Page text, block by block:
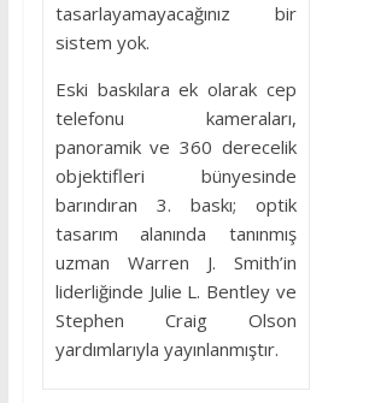
tasarlayamayacağınız bir
sistem yok.
Eski baskılara ek olarak cep
telefonu kameraları,
panoramik ve 360 derecelik
objektifleri bünyesinde
barındıran 3. baskı; optik
tasarım alanında tanınmış
uzman Warren J. Smith’in
liderliğinde Julie L. Bentley ve
Stephen Craig Olson
yardımlarıyla yayınlanmıştır.